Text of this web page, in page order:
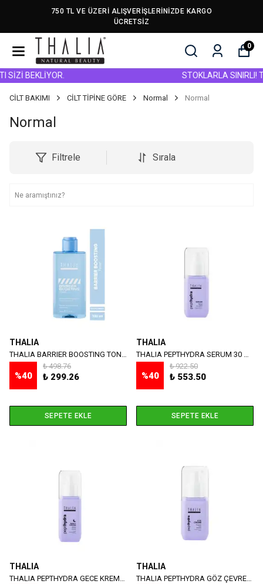
750 TL VE ÜZERİ ALIŞVERİŞLERİNİZDE KARGO
ÜCRETSİZ
0
BEKLİYOR. STOKLARLA SINIRLI!
CİLT BAKIMI CİLT TİPİNE GÖRE Normal Normal
Normal
Filtrele Sırala
THALIA
THALIA BARRIER BOOSTING TONİK 200 ML
%40
₺ 498.76
₺ 299.26
SEPETE EKLE
THALIA
THALIA PEPTHYDRA SERUM 30 ML
%40
₺ 922.50
₺ 553.50
SEPETE EKLE
THALIA
THALIA PEPTHYDRA GECE KREMİ 50 ML
THALIA
THALIA PEPTHYDRA GÖZ ÇEVRESİ KREMİ 15 ML